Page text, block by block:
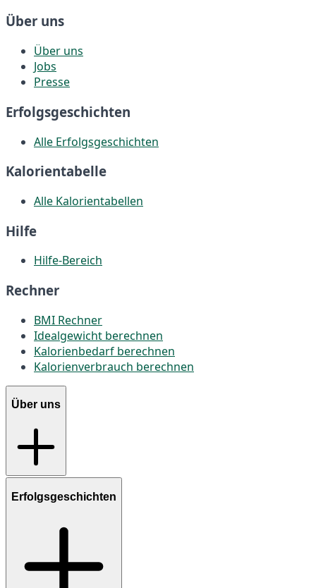
Über uns
Über uns
Jobs
Presse
Erfolgsgeschichten
Alle Erfolgsgeschichten
Kalorientabelle
Alle Kalorientabellen
Hilfe
Hilfe-Bereich
Rechner
BMI Rechner
Idealgewicht berechnen
Kalorienbedarf berechnen
Kalorienverbrauch berechnen
Über uns
Erfolgsgeschichten